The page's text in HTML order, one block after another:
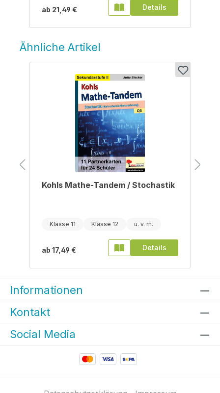
ab 21,49 € Details
Ähnliche Artikel
Kohls Mathe-Tandem / Stochastik
Klasse 11 Klasse 12
ab 17,49 € Details
Informationen
Kontakt
Social Media